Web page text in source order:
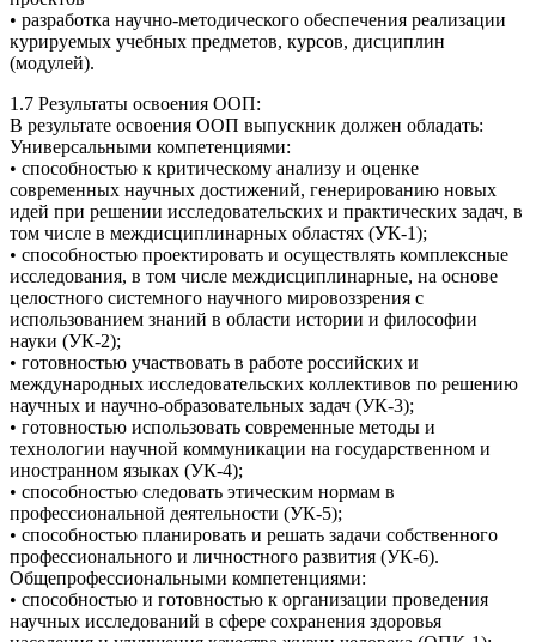
• разработка научно-методического обеспечения реализации
курируемых учебных предметов, курсов, дисциплин
(модулей).
1.7 Результаты освоения ООП:
В результате освоения ООП выпускник должен обладать:
Универсальными компетенциями:
• способностью к критическому анализу и оценке
современных научных достижений, генерированию новых
идей при решении исследовательских и практических задач, в
том числе в междисциплинарных областях (УК-1);
• способностью проектировать и осуществлять комплексные
исследования, в том числе междисциплинарные, на основе
целостного системного научного мировоззрения с
использованием знаний в области истории и философии
науки (УК-2);
• готовностью участвовать в работе российских и
международных исследовательских коллективов по решению
научных и научно-образовательных задач (УК-3);
• готовностью использовать современные методы и
технологии научной коммуникации на государственном и
иностранном языках (УК-4);
• способностью следовать этическим нормам в
профессиональной деятельности (УК-5);
• способностью планировать и решать задачи собственного
профессионального и личностного развития (УК-6).
Общепрофессиональными компетенциями:
• способностью и готовностью к организации проведения
научных исследований в сфере сохранения здоровья